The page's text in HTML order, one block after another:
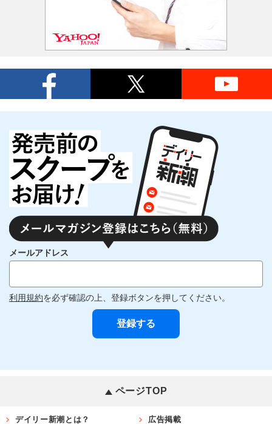
メールアドレス
利用規約を必ず確認の上、登録ボタンを押してください。
ページTOP
デイリー新潮とは？ 広告掲載